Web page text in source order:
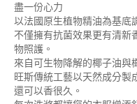
盡一份心力
以法國原生植物精油為基底
不僅擁有抗菌效果更有清新
物照護。
來自可生物降解的椰子油與
旺斯傳統工藝以天然成分製
還可以香很久。